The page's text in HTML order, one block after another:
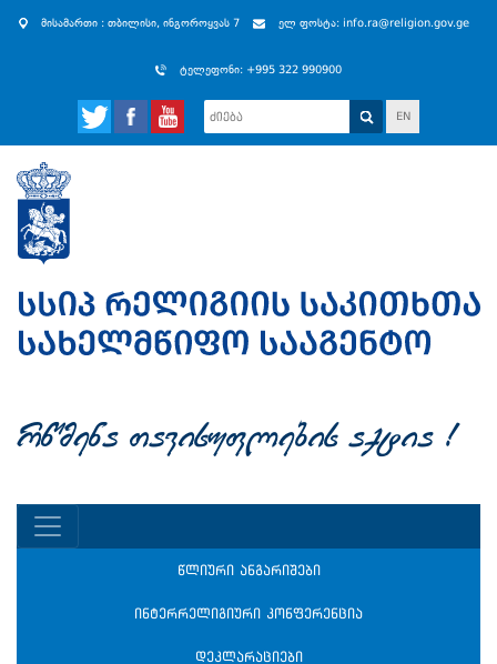
მისამართი : თბილისი, ინგოროყვას 7 ელ ფოსტა: info.ra@religion.gov.ge
ტელეფონი: +995 322 990900
EN
rwmena Tavisuflebis aqtia !
წლიური ანგარიშები
ინტერრელიგიური კონფერენცია
დეკლარაციები